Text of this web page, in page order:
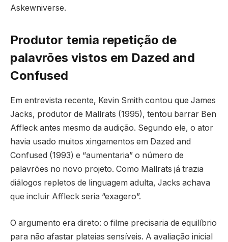
Askewniverse.
Produtor temia repetição de
palavrões vistos em Dazed and
Confused
Em entrevista recente, Kevin Smith contou que James
Jacks, produtor de Mallrats (1995), tentou barrar Ben
Affleck antes mesmo da audição. Segundo ele, o ator
havia usado muitos xingamentos em Dazed and
Confused (1993) e “aumentaria” o número de
palavrões no novo projeto. Como Mallrats já trazia
diálogos repletos de linguagem adulta, Jacks achava
que incluir Affleck seria “exagero”.
O argumento era direto: o filme precisaria de equilíbrio
para não afastar plateias sensíveis. A avaliação inicial